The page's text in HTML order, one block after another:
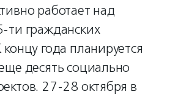
работает над
ти гражданских
года планируется
десять социально
27-28 октября в